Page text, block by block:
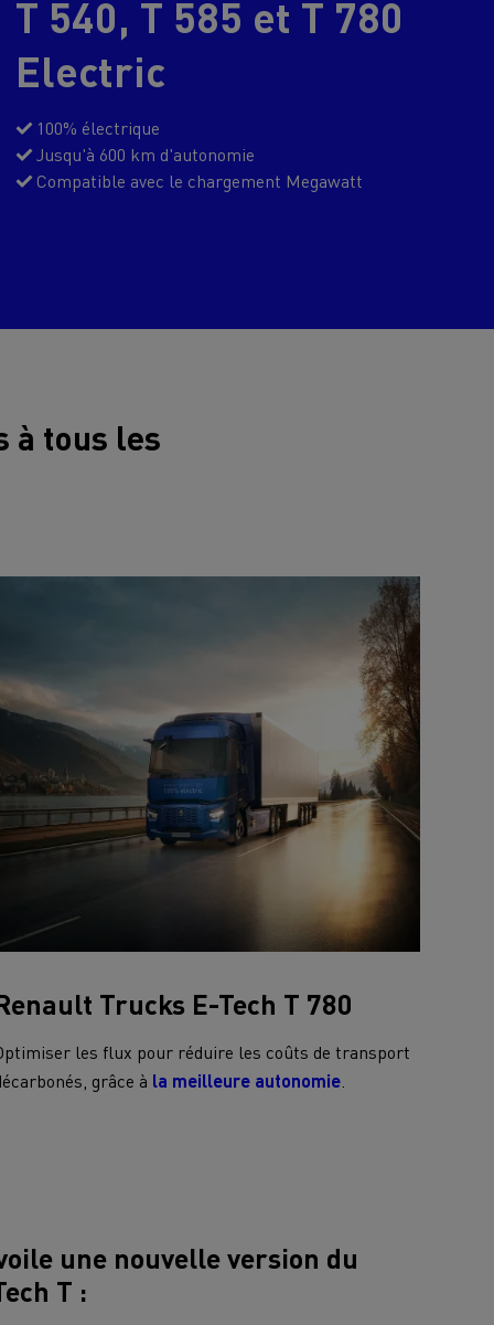
Transport citernier
Entretien de la voirie
alimentaire
quotidien
Offre Renault Trucks 360° 100% électrique
Prix d'un camion électrique
Quel est l'impact des batteries pour
l'environnement
> Découvrir nos offres
HIGH SELECTION La
confort,
garantie 12 mois
Tracteur T 480 B100
T 01 RACING EVO Edition spéciale
Trucks
T 540, T 585 et T 780
Electric
100% électrique
Jusqu'à 600 km d'autonomie
Compatible avec le chargement Megawatt
à tous les
Trucks E-Tech T 780
les flux pour réduire les coûts de transport
grâce à la meilleure autonomie.
une nouvelle version du
T :